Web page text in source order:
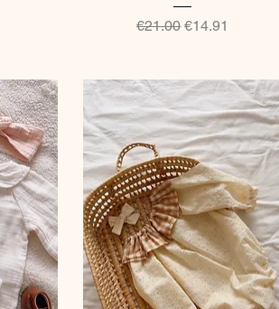
Regular Price
€21.00Sale Price
€14.91